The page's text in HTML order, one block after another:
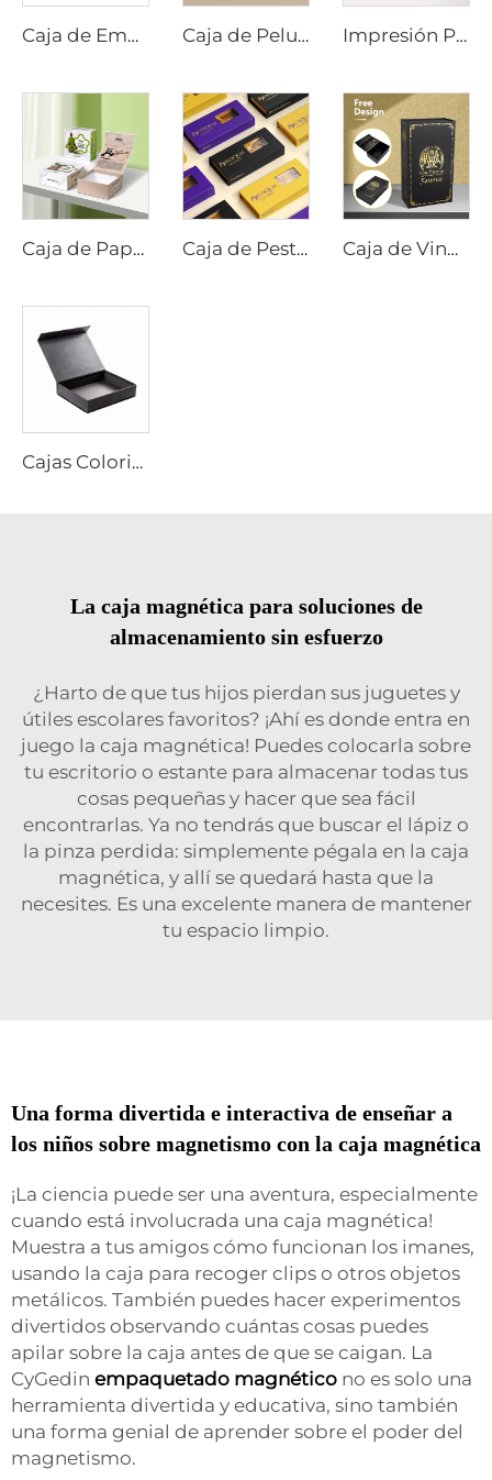
Caja de Embalaje de Esmalte de Uñas de Lujo con Inserción de Velboa Eva y Cierre Magnético de Regalo con Logotipo en Oro Caja de Pelucas de Lujo con Logotipo Personalizado, Tamaño para Extensiones de Cabello, Caja de Cartón con Cierre Magnético para Pelucas con Listón Impresión Personalizada en Caja de Papel Dorado Foil con Cierre Magnético para Embalaje de Regalo de Cartón
Caja de Papel de Cartón Rígido con Embalaje Magnético. Caja de Regalo para Juguetes/Muñecas Tejidas/Mostrador de Manualidades DIY Caja de Pestañas Vacía. Paquete Único de Pestañas con Logotipo Personalizado. Lujo en Envoltorio de Papel para Pestañas con Caja Magnética y Ventana de PVC Caja de Vino de Lujo con Logotipo Personalizado. Tamaño Rígido de Cartón Duro con Cierre Magnético. Caja de Embalaje con Insert para Whiskey o Champagne
Cajas Coloridas Personalizadas Con Tapa Magnética Envase De Papel Caja De Regalo Cierre Magnético Caja Cosmética De Cartón Rígido
La caja magnética para soluciones de
almacenamiento sin esfuerzo
¿Harto de que tus hijos pierdan sus juguetes y
útiles escolares favoritos? ¡Ahí es donde entra en
juego la caja magnética! Puedes colocarla sobre
tu escritorio o estante para almacenar todas tus
cosas pequeñas y hacer que sea fácil
encontrarlas. Ya no tendrás que buscar el lápiz o
la pinza perdida: simplemente pégala en la caja
magnética, y allí se quedará hasta que la
necesites. Es una excelente manera de mantener
tu espacio limpio.
Una forma divertida e interactiva de enseñar a
los niños sobre magnetismo con la caja magnética
¡La ciencia puede ser una aventura, especialmente
cuando está involucrada una caja magnética!
Muestra a tus amigos cómo funcionan los imanes,
usando la caja para recoger clips o otros objetos
metálicos. También puedes hacer experimentos
divertidos observando cuántas cosas puedes
apilar sobre la caja antes de que se caigan. La
CyGedin empaquetado magnético no es solo una
herramienta divertida y educativa, sino también
una forma genial de aprender sobre el poder del
magnetismo.